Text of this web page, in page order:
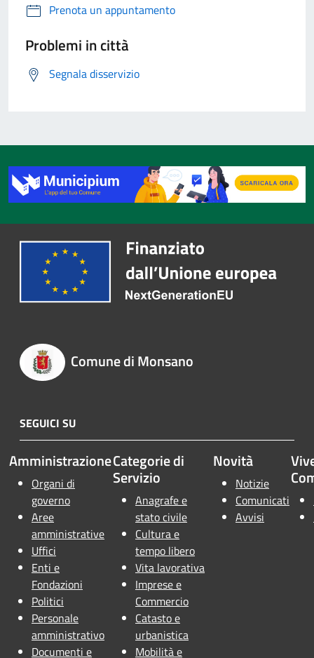
Prenota un appuntamento
Problemi in città
Segnala disservizio
Comune di Monsano
SEGUICI SU
Amministrazione
Organi di
governo
Aree
amministrative
Uffici
Enti e
Fondazioni
Politici
Personale
amministrativo
Documenti e
Categorie di
Servizio
Anagrafe e
stato civile
Cultura e
tempo libero
Vita lavorativa
Imprese e
Commercio
Catasto e
urbanistica
Mobilità e
Novità
Notizie
Comunicati
Avvisi